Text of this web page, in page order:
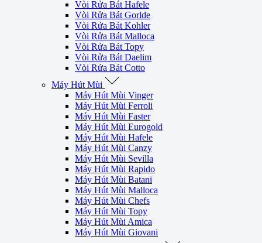
Vòi Rửa Bát Hafele
Vòi Rửa Bát Gorlde
Vòi Rửa Bát Kohler
Vòi Rửa Bát Malloca
Vòi Rửa Bát Topy
Vòi Rửa Bát Daelim
Vòi Rửa Bát Cotto
Máy Hút Mùi
Máy Hút Mùi Vinger
Máy Hút Mùi Ferroli
Máy Hút Mùi Faster
Máy Hút Mùi Eurogold
Máy Hút Mùi Hafele
Máy Hút Mùi Canzy
Máy Hút Mùi Sevilla
Máy Hút Mùi Rapido
Máy Hút Mùi Batani
Máy Hút Mùi Malloca
Máy Hút Mùi Chefs
Máy Hút Mùi Topy
Máy Hút Mùi Amica
Máy Hút Mùi Giovani